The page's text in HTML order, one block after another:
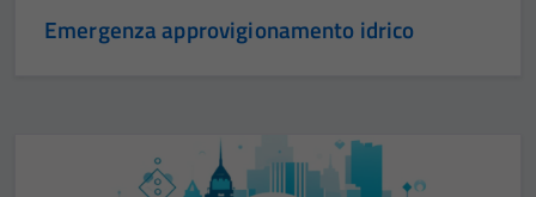
Emergenza approvigionamento idrico